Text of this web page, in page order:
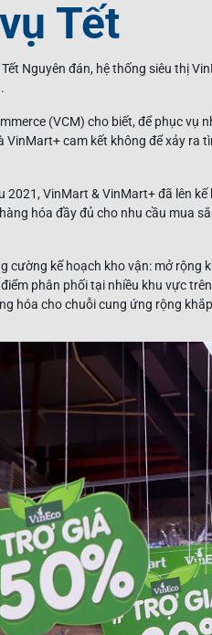
Tết
Nguyên đán, hệ thống siêu thị
(VCM) cho biết, để phục vụ
cam kết không để xảy ra
VinMart & VinMart+ đã lên
hóa đầy đủ cho nhu cầu mua
kế hoạch kho vận: mở rộng
phân phối tại nhiều khu vực
hóa cho chuỗi cung ứng rộng